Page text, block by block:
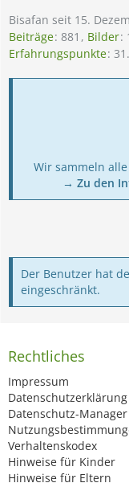
Bisafan seit 15.
Beiträge 881 Bilder
Erfahrungspunkte
Wir sammeln
→ Zu den
Der Benutzer hat
eingeschränkt.
Rechtliches
Impressum
Datenschutzerklärung
Datenschutz-Manager
Verhaltenskodex
Hinweise für Kinder
Hinweise für Eltern